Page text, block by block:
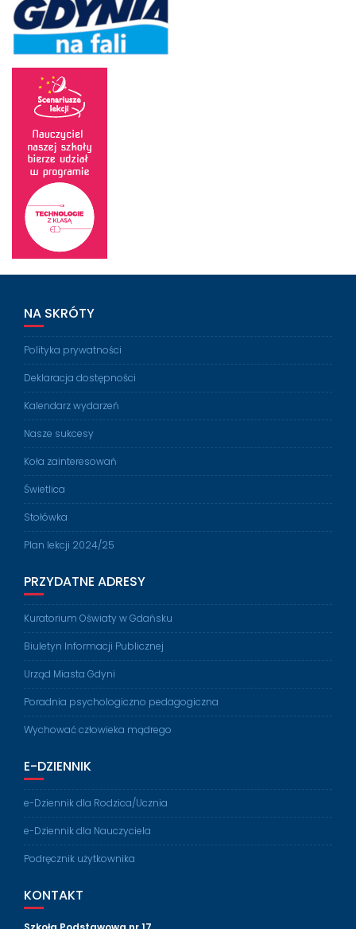
NA SKRÓTY
Polityka prywatności
Deklaracja dostępności
Kalendarz wydarzeń
Nasze sukcesy
Koła zainteresowań
Świetlica
Stołówka
Plan lekcji 2024/25
PRZYDATNE ADRESY
Kuratorium Oświaty w Gdańsku
Biuletyn Informacji Publicznej
Urząd Miasta Gdyni
Poradnia psychologiczno pedagogiczna
Wychować człowieka mądrego
E-DZIENNIK
e-Dziennik dla Rodzica/Ucznia
e-Dziennik dla Nauczyciela
Podręcznik użytkownika
KONTAKT